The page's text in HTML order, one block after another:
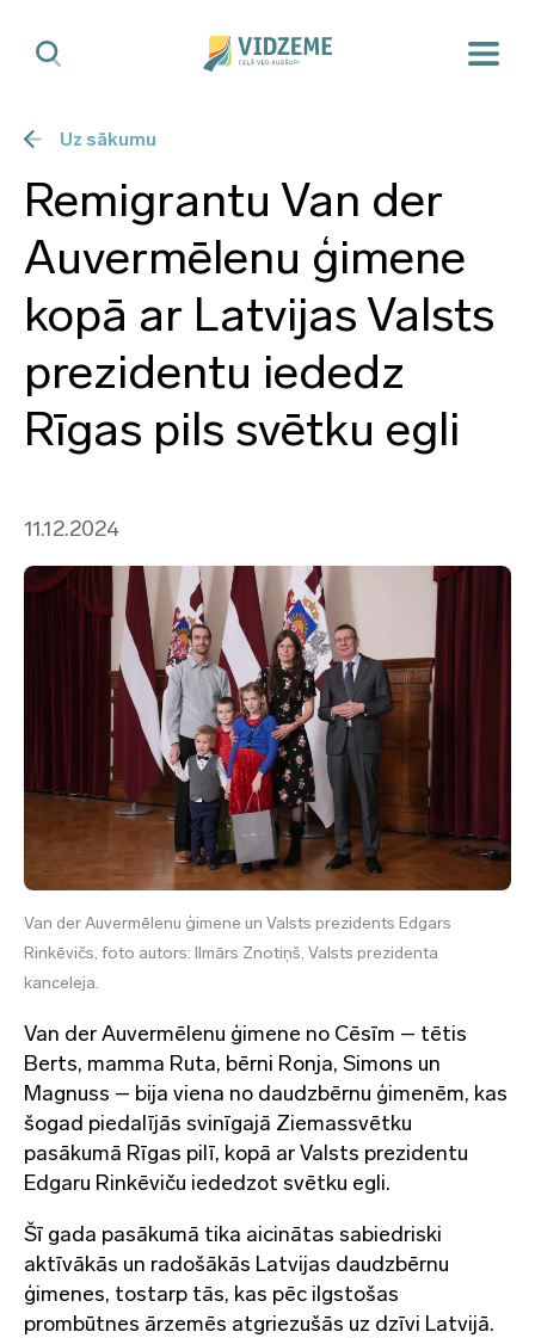
Uz sākumu
Remigrantu Van der
Auvermēlenu ģimene
kopā ar Latvijas Valsts
prezidentu iededz
Rīgas pils svētku egli
11.12.2024
Van der Auvermēlenu ģimene un Valsts prezidents Edgars
Rinkēvičs, foto autors: Ilmārs Znotiņš, Valsts prezidenta
kanceleja.
Van der Auvermēlenu ģimene no Cēsīm – tētis
Berts, mamma Ruta, bērni Ronja, Simons un
Magnuss – bija viena no daudzbērnu ģimenēm, kas
šogad piedalījās svinīgajā Ziemassvētku
pasākumā Rīgas pilī, kopā ar Valsts prezidentu
Edgaru Rinkēviču iededzot svētku egli.
Šī gada pasākumā tika aicinātas sabiedriski
aktīvākās un radošākās Latvijas daudzbērnu
ģimenes, tostarp tās, kas pēc ilgstošas
prombūtnes ārzemēs atgriezušās uz dzīvi Latvijā.